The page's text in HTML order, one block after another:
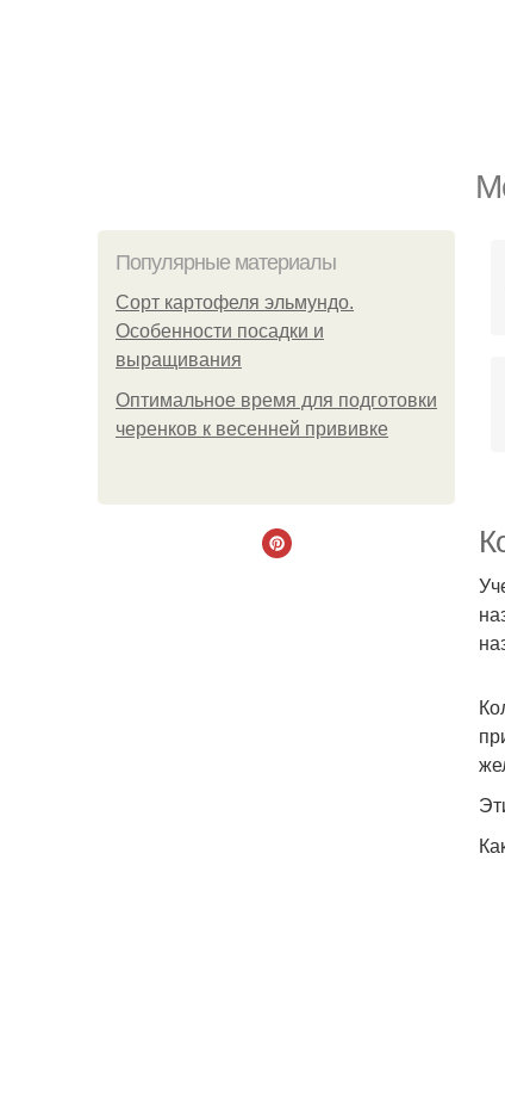
Популярные материалы
Сорт картофеля эльмундо.
Особенности посадки и
выращивания
Оптимальное время для подготовки
черенков к весенней прививке